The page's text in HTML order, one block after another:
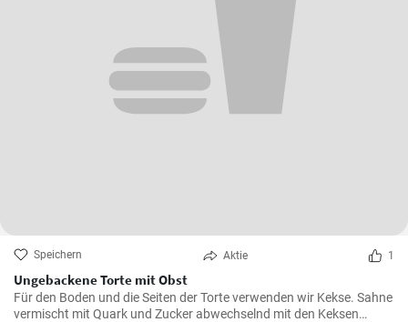
Speichern Aktie 1
Ungebackene Torte mit Obst
Für den Boden und die Seiten der Torte verwenden wir Kekse. Sahne
vermischt mit Quark und Zucker abwechselnd mit den Keksen